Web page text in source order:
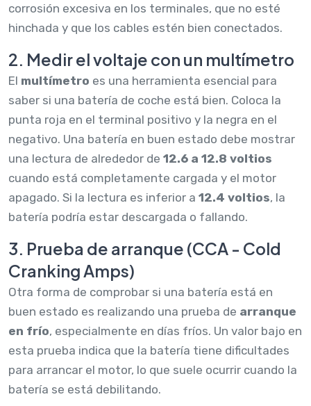
corrosión excesiva en los terminales, que no esté
hinchada y que los cables estén bien conectados.
2. Medir el voltaje con un multímetro
El multímetro es una herramienta esencial para
saber si una batería de coche está bien. Coloca la
punta roja en el terminal positivo y la negra en el
negativo. Una batería en buen estado debe mostrar
una lectura de alrededor de 12.6 a 12.8 voltios
cuando está completamente cargada y el motor
apagado. Si la lectura es inferior a 12.4 voltios, la
batería podría estar descargada o fallando.
3. Prueba de arranque (CCA - Cold
Cranking Amps)
Otra forma de comprobar si una batería está en
buen estado es realizando una prueba de arranque
en frío, especialmente en días fríos. Un valor bajo en
esta prueba indica que la batería tiene dificultades
para arrancar el motor, lo que suele ocurrir cuando la
batería se está debilitando.